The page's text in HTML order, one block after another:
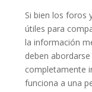
Si bien los foros
útiles para
la información
deben
completamente
funciona a una